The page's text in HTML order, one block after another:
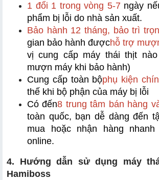
1 đổi 1 trong vòng 5-7 ngày
phẩm bị lỗi do nhà sản xuất.
Bảo hành 12 tháng, bảo trì
gian bảo hành đượchỗ trợ
vị cung cấp máy thái thịt
mượn máy khi bảo hành)
Cung cấp toàn bộphụ kiện
thế khi bộ phận của máy bị lỗi
Có đến8 trung tâm bán hàng
toàn quốc, bạn dễ dàng đến
mua hoặc nhận hàng
online.
4. Hướng dẫn sử dụng máy
Hamiboss